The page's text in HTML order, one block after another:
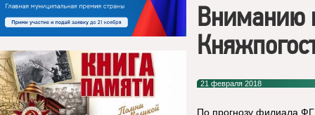
Вниманию
21 февраля 2018
По прогнозу филиала